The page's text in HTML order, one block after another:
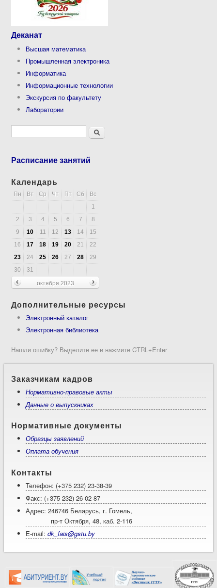
Деканат
Высшая математика
Промышленная электроника
Информатика
Информационные технологии
Экскурсия по факультету
Лаборатории
Форма поискаПоиск
Расписание занятий
Календарь
Пн Вт Ср Чт Пт Сб
Вс
1
2
3 4 5 6 7
8
9
10 11 12 13 14
15
16
17 18 19 20 21
22
23
24 25 26 27 28
29
30
31
октября 2023
Дополнительные ресурсы
Электронный каталог
Электронная библиотека
Нашли ошибку? Выделите ее и нажмите CTRL+Enter
Заказчикам кадров
Нормативно-правовые акты
Данные о выпускниках
Нормативные документы
Образцы заявлений
Оплата обучения
Контакты
Телефон: (+375 232) 23-38-39
Факс: (+375 232) 26-02-87
Адрес: 246746 Беларусь, г. Гомель,
пр-т Октября, 48, каб. 2-116
E-mail:dk_fais@gstu.by